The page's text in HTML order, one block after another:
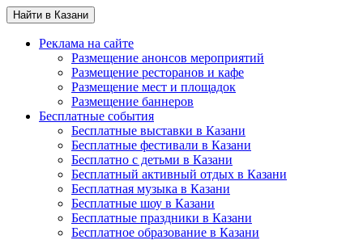
Найти в Казани
Реклама на сайте
Размещение анонсов мероприятий
Размещение ресторанов и кафе
Размещение мест и площадок
Размещение баннеров
Бесплатные события
Бесплатные выставки в Казани
Бесплатные фестивали в Казани
Бесплатно с детьми в Казани
Бесплатный активный отдых в Казани
Бесплатная музыка в Казани
Бесплатные шоу в Казани
Бесплатные праздники в Казани
Бесплатное образование в Казани